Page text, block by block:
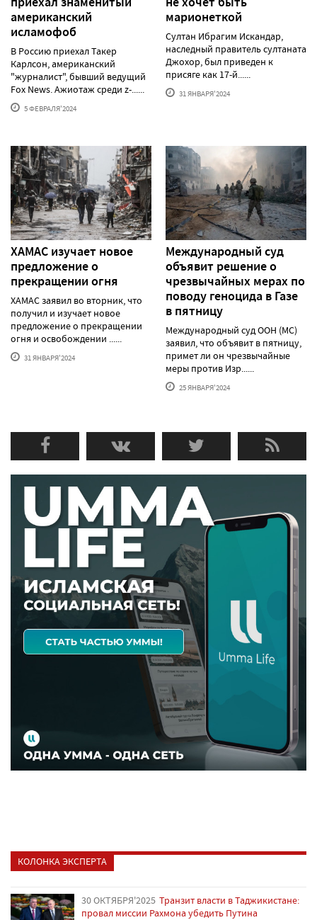
американский
исламофоб
В Россию приехал Такер
Карлсон, американский
"журналист", бывший ведущий
Fox News. Ажиотаж среди z-......
5 ФЕВРАЛЯ'2024
марионеткой
Султан Ибрагим Искандар,
наследный правитель султаната
Джохор, был приведен к
присяге как 17-й......
31 ЯНВАРЯ'2024
ХАМАС изучает новое
предложение о
прекращении огня
ХАМАС заявил во вторник, что
получил и изучает новое
предложение о прекращении
огня и освобождении ......
31 ЯНВАРЯ'2024
Международный суд
объявит решение о
чрезвычайных мерах по
поводу геноцида в Газе
в пятницу
Международный суд ООН (МС)
заявил, что объявит в пятницу,
примет ли он чрезвычайные
меры против Изр......
25 ЯНВАРЯ'2024
КОЛОНКА ЭКСПЕРТА
30 ОКТЯБРЯ'2025 Транзит власти в Таджикистане:
провал миссии Рахмона убедить Путина